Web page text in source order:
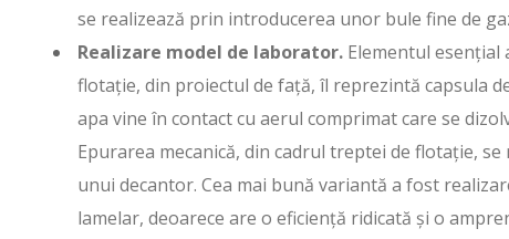
se realizează prin introducerea unor bule fine de
Realizare model de laborator.Elementul esențial
flotație, din proiectul de față, îl reprezintă capsula
apa vine în contact cu aerul comprimat care se
Epurarea mecanică, din cadrul treptei de flotație,
unui decantor. Cea mai bună variantă a fost
lamelar, deoarece are o eficiență ridicată și o